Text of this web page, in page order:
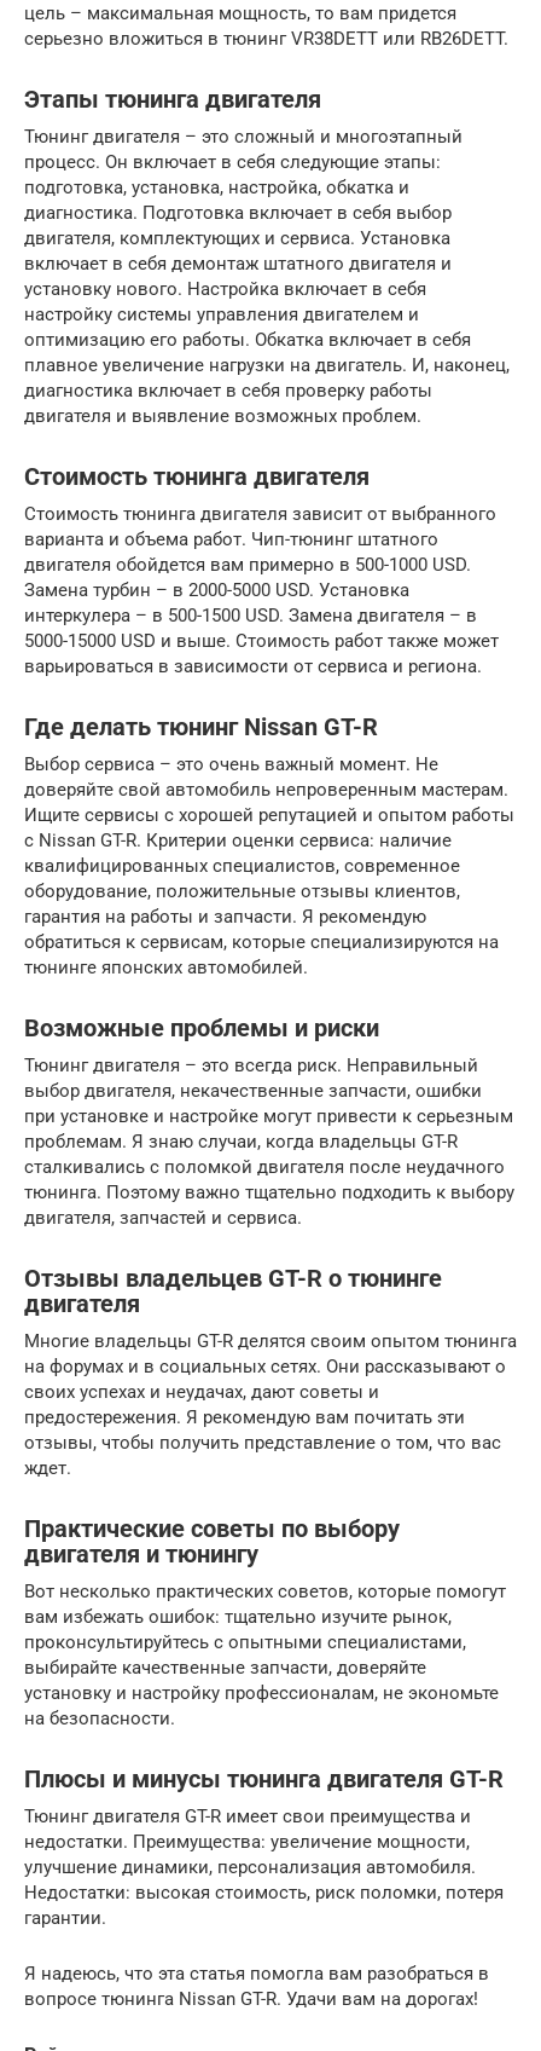
цель – максимальная мощность, то вам придется
серьезно вложиться в тюнинг VR38DETT или RB26DETT.
Этапы тюнинга двигателя
Тюнинг двигателя – это сложный и многоэтапный
процесс. Он включает в себя следующие этапы:
подготовка, установка, настройка, обкатка и
диагностика. Подготовка включает в себя выбор
двигателя, комплектующих и сервиса. Установка
включает в себя демонтаж штатного двигателя и
установку нового. Настройка включает в себя
настройку системы управления двигателем и
оптимизацию его работы. Обкатка включает в себя
плавное увеличение нагрузки на двигатель. И, наконец,
диагностика включает в себя проверку работы
двигателя и выявление возможных проблем.
Стоимость тюнинга двигателя
Стоимость тюнинга двигателя зависит от выбранного
варианта и объема работ. Чип-тюнинг штатного
двигателя обойдется вам примерно в 500-1000 USD.
Замена турбин – в 2000-5000 USD. Установка
интеркулера – в 500-1500 USD. Замена двигателя – в
5000-15000 USD и выше. Стоимость работ также может
варьироваться в зависимости от сервиса и региона.
Где делать тюнинг Nissan GT-R
Выбор сервиса – это очень важный момент. Не
доверяйте свой автомобиль непроверенным мастерам.
Ищите сервисы с хорошей репутацией и опытом работы
с Nissan GT-R. Критерии оценки сервиса: наличие
квалифицированных специалистов, современное
оборудование, положительные отзывы клиентов,
гарантия на работы и запчасти. Я рекомендую
обратиться к сервисам, которые специализируются на
тюнинге японских автомобилей.
Возможные проблемы и риски
Тюнинг двигателя – это всегда риск. Неправильный
выбор двигателя, некачественные запчасти, ошибки
при установке и настройке могут привести к серьезным
проблемам. Я знаю случаи, когда владельцы GT-R
сталкивались с поломкой двигателя после неудачного
тюнинга. Поэтому важно тщательно подходить к выбору
двигателя, запчастей и сервиса.
Отзывы владельцев GT-R о тюнинге
двигателя
Многие владельцы GT-R делятся своим опытом тюнинга
на форумах и в социальных сетях. Они рассказывают о
своих успехах и неудачах, дают советы и
предостережения. Я рекомендую вам почитать эти
отзывы, чтобы получить представление о том, что вас
ждет.
Практические советы по выбору
двигателя и тюнингу
Вот несколько практических советов, которые помогут
вам избежать ошибок: тщательно изучите рынок,
проконсультируйтесь с опытными специалистами,
выбирайте качественные запчасти, доверяйте
установку и настройку профессионалам, не экономьте
на безопасности.
Плюсы и минусы тюнинга двигателя GT-R
Тюнинг двигателя GT-R имеет свои преимущества и
недостатки. Преимущества: увеличение мощности,
улучшение динамики, персонализация автомобиля.
Недостатки: высокая стоимость, риск поломки, потеря
гарантии.
Я надеюсь, что эта статья помогла вам разобраться в
вопросе тюнинга Nissan GT-R. Удачи вам на дорогах!